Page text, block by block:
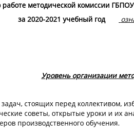
работе методической комиссии
за 2020-2021 учебный год
Уровень организации
стоящих перед коллективом,
советы, открытые уроки и их
производственного обучения.